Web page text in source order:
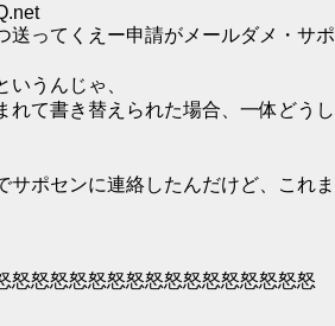
送ってくえー申請がメールダメ・サポ
うんじゃ、
れて書き替えられた場合、一体どうし
サポセンに連絡したんだけど、これま
怒怒怒怒怒怒怒怒怒怒怒怒怒怒怒怒